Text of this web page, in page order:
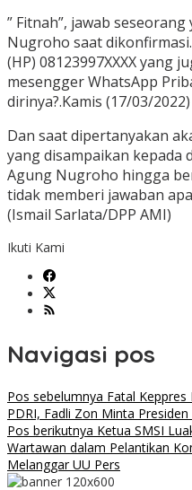
” Fitnah”, jawab
Nugroho saat
(HP) 08123997XXXX yang
mesengger WhatsApp
dirinya?.Kamis (17/03/2022)
Dan saat dipertanyakan
yang disampaikan kepada
Agung Nugroho hingga
tidak memberi jawaban
(Ismail Sarlata/DPP AMI)
Ikuti Kami
Navigasi pos
Pos sebelumnya Fatal Keppres
PDRI, Fadli Zon Minta Presiden
Pos berikutnya Ketua SMSI
Wartawan dalam Pelantikan
Melanggar UU Pers